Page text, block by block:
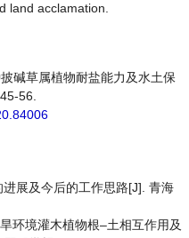
land acclamation.
碱草属植物耐盐能力及水土保
56.
展及今后的工作思路[J]. 青海
环境灌木植物根–土相互作用及